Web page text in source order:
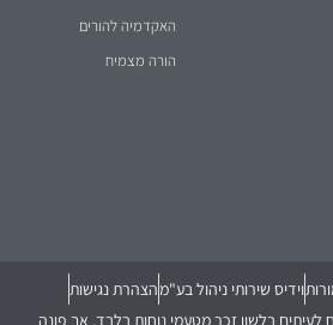
האקדמיה להורים
הורה מצמיח
וידיס שירותי ניהול בע"מהצהרת נגישות
בלשון זכר מטעמי נוחות בלבד, אך פונה